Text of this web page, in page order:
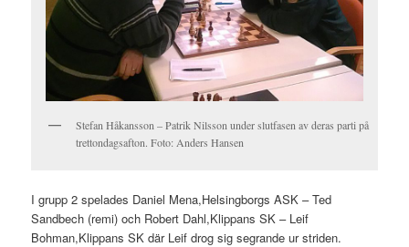
Stefan Håkansson – Patrik Nilsson under slutfasen av deras parti på
trettondagsafton. Foto: Anders Hansen
I grupp 2 spelades Daniel Mena,Helsingborgs ASK – Ted
Sandbech (remi) och Robert Dahl,Klippans SK – Leif
Bohman,Klippans SK där Leif drog sig segrande ur striden.